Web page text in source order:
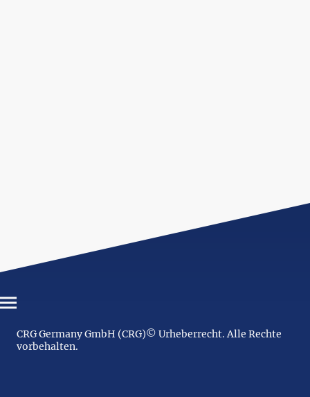
CRG Germany GmbH (CRG)© Urheberrecht. Alle Rechte
vorbehalten.